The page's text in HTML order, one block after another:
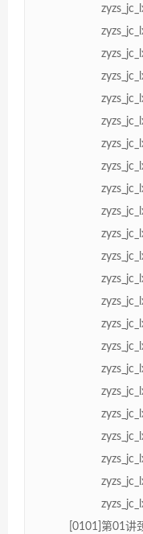
[0101]第01讲